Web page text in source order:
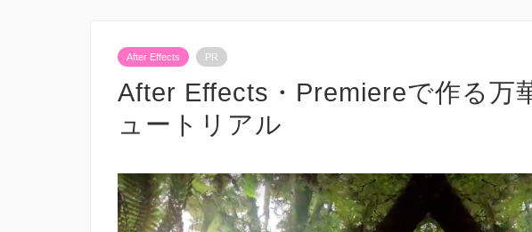
After Effects PR
After Effects・Premiereで作る万
ュートリアル